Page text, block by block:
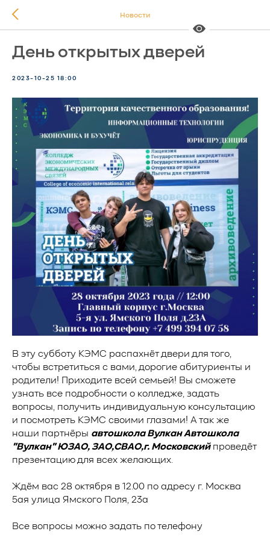
Новости
День открытых дверей
2023-10-25 18:00
В эту субботу КЭМС распахнёт двери для того,
чтобы встретиться с вами, дорогие абитуриенты и
родители! Приходите всей семьей! Вы сможете
узнать все подробности о колледже, задать
вопросы, получить индивидуальную консультацию
и посмотреть КЭМС своими глазами!​ А так же
наши партнёры автошкола Вулкан Автошкола
"Вулкан" ЮЗАО, ЗАО,СВАО,г. Московскийпроведёт
презентацию для всех желающих.
Ждём вас 28 октября в 12.00 по адресу г. Москва
5ая улица Ямского Поля, 23а
Все вопросы можно задать по телефону